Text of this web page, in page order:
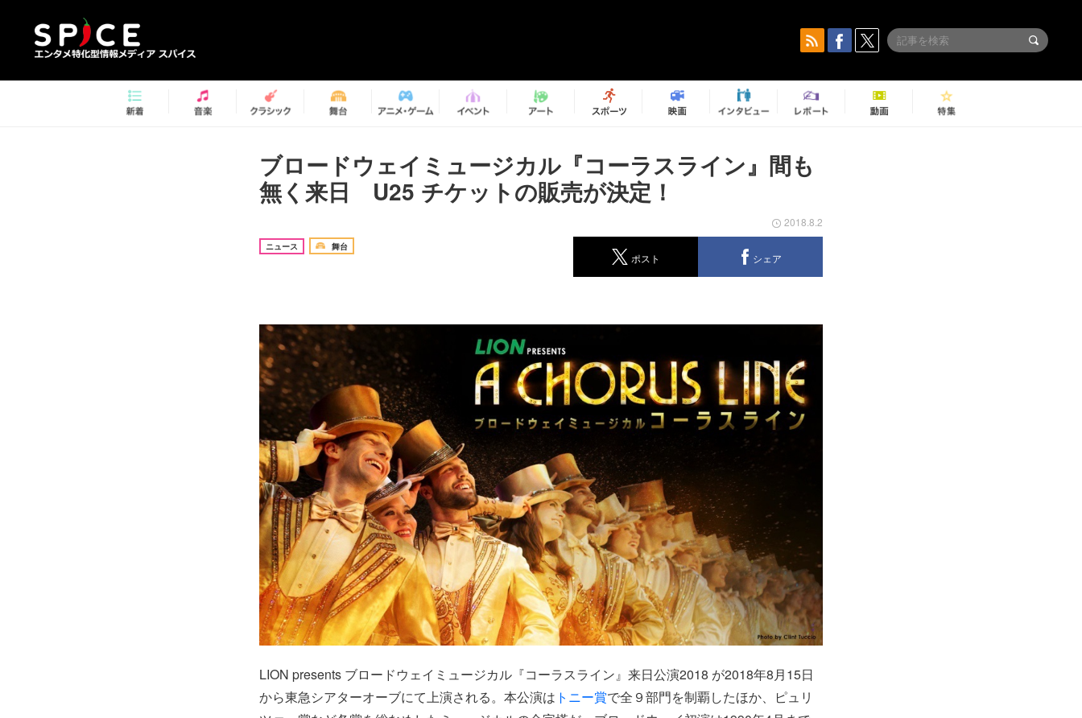
ブロードウェイミュージカル『コーラスライン』間も
無く来日 U25 チケットの販売が決定！
ニュース 舞台
2018.8.2
ポスト シェア
LION presents ブロードウェイミュージカル『コーラスライン』来日公演2018 が2018年8月15日
から東急シアターオーブにて上演される。本公演は トニー賞で全９部門を制覇したほか、ピュリ